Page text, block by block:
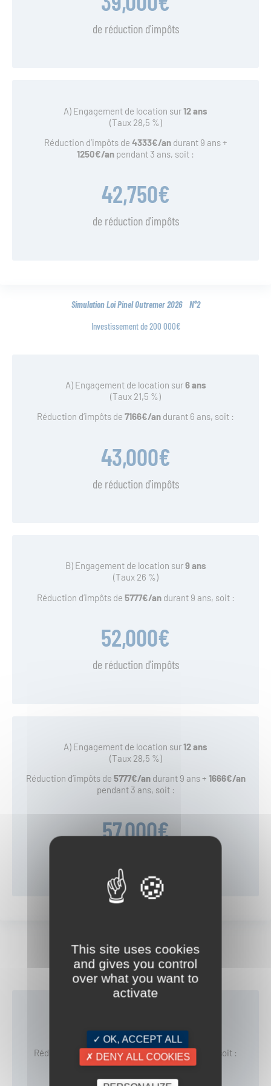
de réduction d'impôts
A) Engagement de location sur12 ans
(Taux 28,5 %)
Réduction d’impôts de 4333€/andurant 9 ans +
1250€/an pendant 3 ans, soit :
de réduction d'impôts
42,750€
Simulation Loi Pinel Outremer 2026 N°2
Investissement de 200 000€
A) Engagement de location sur6 ans
(Taux 21,5 %)
Réduction d’impôts de 7166€/an durant 6 ans, soit :
de réduction d'impôts
43,000€
B) Engagement de location sur9 ans
(Taux 26 %)
Réduction d’impôts de 5777€/andurant 9 ans, soit :
de réduction d'impôts
52,000€
A) Engagement de location sur12 ans
(Taux 28,5 %)
Réduction d’impôts de 5777€/andurant 9 ans + 1666€/an
pendant 3 ans, soit :
57,000€
Investissement de 300 000€
(Taux 21,5 %)
Réduction d’impôts de10750€/andurant 6 ans, soit :
This site uses cookies
and gives you control
over what you want to
activate
✓ OK, ACCEPT ALL
✗ DENY ALL COOKIES